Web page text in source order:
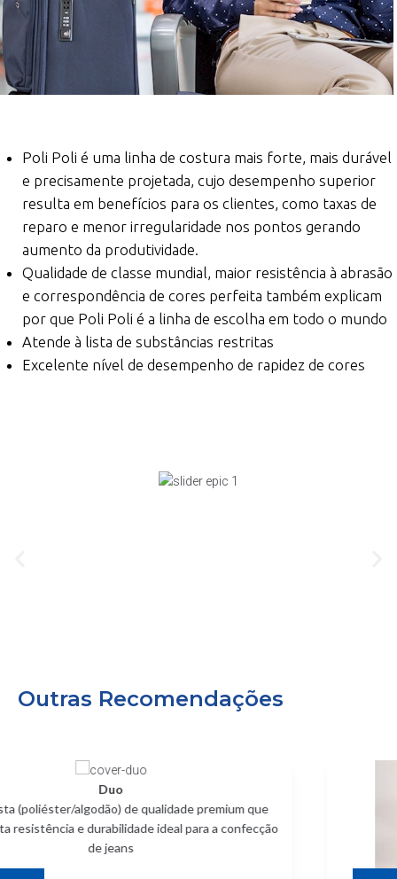
Poli Poli é uma linha de costura mais forte, mais durável
e precisamente projetada, cujo desempenho superior
resulta em benefícios para os clientes, como taxas de
reparo e menor irregularidade nos pontos gerando
aumento da produtividade.
Qualidade de classe mundial, maior resistência à abrasão
e correspondência de cores perfeita também explicam
por que Poli Poli é a linha de escolha em todo o mundo
Atende à lista de substâncias restritas
Excelente nível de desempenho de rapidez de cores
Outras Recomendações